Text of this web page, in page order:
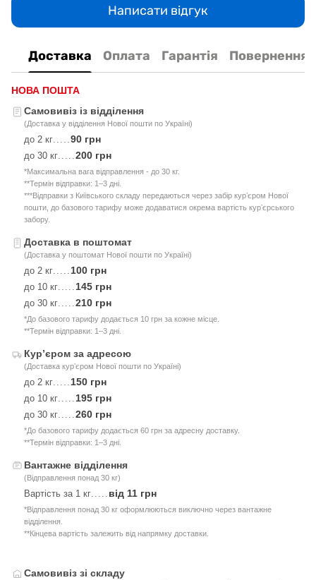
Написати відгук
Доставка Оплата Гарантія Повернення
НОВА ПОШТА
Самовивіз із відділення
(Доставка у відділення Нової пошти по Україні)
до 2 кг.....90 грн
до 30 кг.....200 грн
*Максимальна вага відправлення - до 30 кг.
**Термін відправки: 1–3 дні.
***Відправки з Київського складу передаються через забір курʼєром Нової
пошти, до базового тарифу може додаватися окрема вартість курʼєрського
забору.
Доставка в поштомат
(Доставка у поштомат Нової пошти по Україні)
до 2 кг..... 100 грн
до 10 кг..... 145 грн
до 30 кг.....210 грн
*До базового тарифу додається 10 грн за кожне місце.
**Термін відправки: 1–3 дні.
Курʼєром за адресою
(Доставка курʼєром Нової пошти по Україні)
до 2 кг..... 150 грн
до 10 кг..... 195 грн
до 30 кг.....260 грн
*До базового тарифу додається 60 грн за адресну доставку.
**Термін відправки: 1–3 дні.
Вантажне відділення
(Відправлення понад 30 кг)
Вартість за 1 кг..... від 11 грн
*Відправлення понад 30 кг оформлюються виключно через вантажне
відділення.
**Кінцева вартість залежить від напрямку доставки.
Самовивіз зі складу